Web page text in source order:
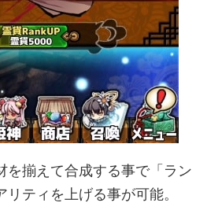
を揃えて合成する事で「ラン
ティを上げる事が可能。